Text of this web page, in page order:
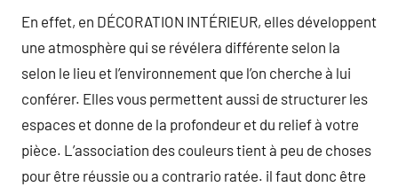
En effet, en DÉCORATION INTÉRIEUR, elles développent
une atmosphère qui se révélera différente selon la
selon le lieu et l’environnement que l’on cherche à lui
conférer. Elles vous permettent aussi de structurer les
espaces et donne de la profondeur et du relief à votre
pièce. L’association des couleurs tient à peu de choses
pour être réussie ou a contrario ratée. il faut donc être